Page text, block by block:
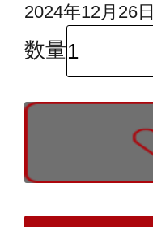
2024年12月26日
数量